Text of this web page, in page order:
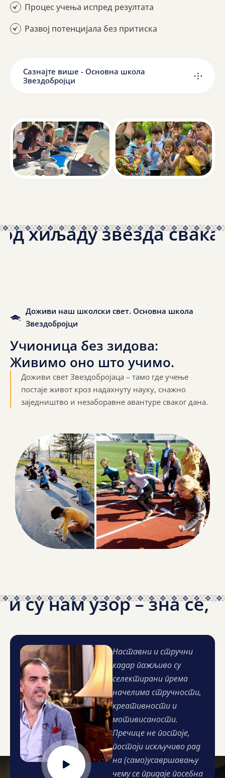
Процес учења испред резултата
Развој потенцијала без притиска
Сазнајте више - Основна школа
Звездобројци
звезда свака
Доживи наш школски свет. Основна школа
Звездобројци
Учионица без зидова:
Живимо оно што учимо.
Доживи свет Звездобројаца – тамо где учење
постаје живот кроз надахнуту науку, снажно
заједништво и незаборавне авантуре сваког дана.
нам узор – зна се,
Наставни и стручни
кадар пажљиво су
селектирани према
начелима стручности,
креативности и
мотивисаности.
Пречице не постоје,
постоји искључиво рад
на (само)усавршавању
чему се придаје посебна